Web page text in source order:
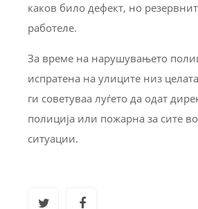
каков било дефект, но
работеле.
За време на нарушувањето
испратена на улиците низ
ги советуваа луѓето да одат
полиција или пожарна за сите
ситуации.